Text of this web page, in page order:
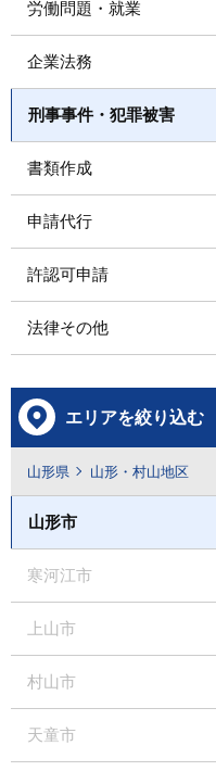
労働問題・就業
企業法務
刑事事件・犯罪被害
書類作成
申請代行
許認可申請
法律その他
エリアを絞り込む
山形県 山形・村山地区
山形市
寒河江市
上山市
村山市
天童市